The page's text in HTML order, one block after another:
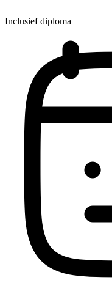
Inclusief diploma